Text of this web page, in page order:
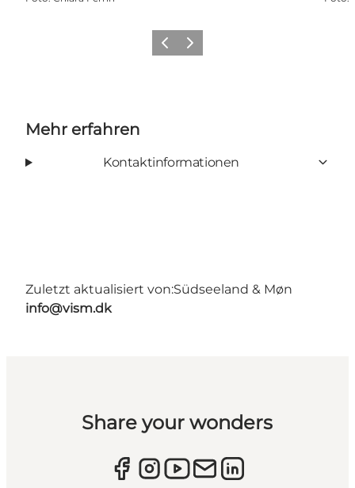
ZurückWeiter
Mehr erfahren
Kontaktinformationen
Zuletzt aktualisiert von:Südseeland & Møn
info@vism.dk
Share your wonders